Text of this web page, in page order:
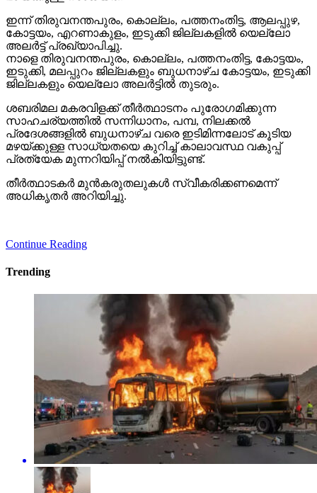
ഇന്ന് തിരുവനന്തപുരം, കൊല്ലം, പത്തനംതിട്ട, ആലപ്പുഴ,
കോട്ടയം, എറണാകുളം, ഇടുക്കി ജില്ലകളില്‍ യെല്ലോ
അലര്‍ട്ട് പ്രഖ്യാപിച്ചു.
നാളെ തിരുവനന്തപുരം, കൊല്ലം, പത്തനംതിട്ട, കോട്ടയം,
ഇടുക്കി, മലപ്പുറം ജില്ലകളും ബുധനാഴ്ച കോട്ടയം, ഇടുക്കി
ജില്ലകളും യെല്ലോ അലര്‍ട്ടില്‍ തുടരും.
ശബരിമല മകരവിളക്ക് തീര്‍ത്ഥാടനം പുരോഗമിക്കുന്ന
സാഹചര്യത്തില്‍ സന്നിധാനം, പമ്പ, നിലക്കല്‍
പ്രദേശങ്ങളില്‍ ബുധനാഴ്ച വരെ ഇടിമിന്നലോട് കൂടിയ
മഴയ്ക്കുള്ള സാധ്യതയെ കുറിച്ച് കാലാവസ്ഥ വകുപ്പ്
പ്രത്യേക മുന്നറിയിപ്പ് നല്‍കിയിട്ടുണ്ട്.
തീര്‍ത്ഥാടകര്‍ മുന്‍കരുതലുകള്‍ സ്വീകരിക്കണമെന്ന്
അധികൃതര്‍ അറിയിച്ചു.
Continue Reading
Trending